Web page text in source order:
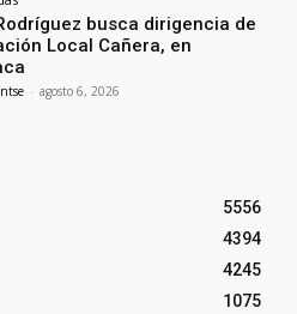
busca dirigencia de
Local Cañera, en
- agosto 6, 2026
5556
4394
4245
1075